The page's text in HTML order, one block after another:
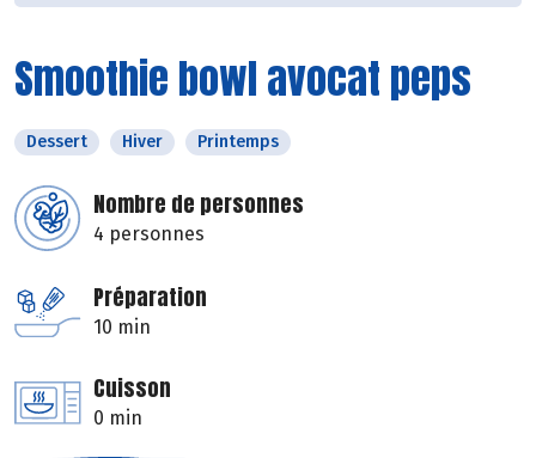
Smoothie bowl avocat peps
Dessert Hiver Printemps
Nombre de personnes
4 personnes
Préparation
10 min
Cuisson
0 min